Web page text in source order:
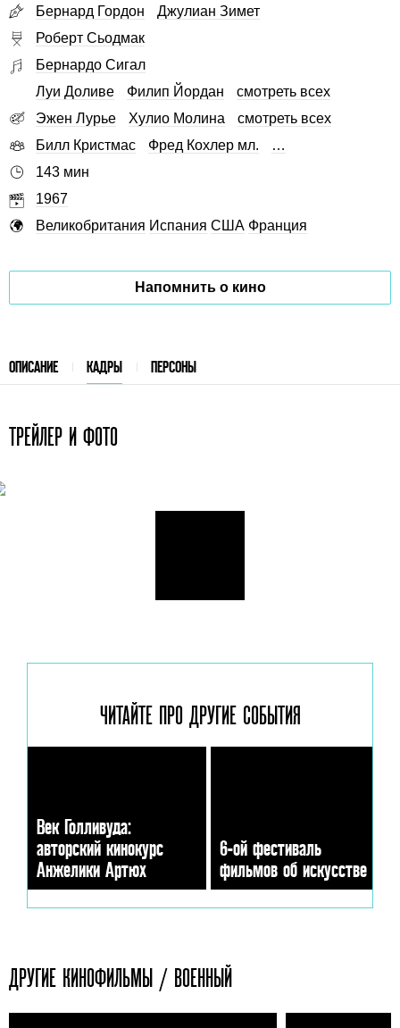
Бернард Гордон
Джулиан Зимет
Роберт Сьодмак
Бернардо Сигал
Луи Доливе
Филип Йордан
смотреть всех
Эжен Лурье
Хулио Молина
смотреть всех
Билл Кристмас
Фред Кохлер мл.
…
143 мин
1967
Великобритания Испания США Франция
Напомнить о кино
ОПИСАНИЕ КАДРЫ ПЕРСОНЫ
ТРЕЙЛЕР И ФОТО
ЧИТАЙТЕ ПРО ДРУГИЕ СОБЫТИЯ
Век Голливуда:
авторский кинокурс
Анжелики Артюх
6-ой фестиваль
фильмов об искусстве
ДРУГИЕ КИНОФИЛЬМЫ / ВОЕННЫЙ